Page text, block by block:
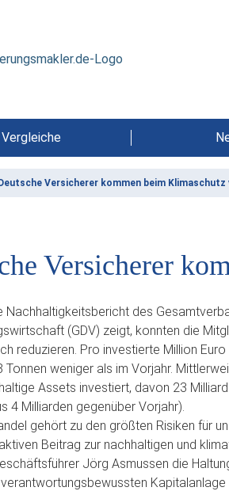
Vergleiche
Deutsche Versicherer kommen beim Klimaschutz
Versicherer
Nachhaltigkeitsbericht des
(GDV) zeigt, konnten die
reduzieren. Pro investierte Million
Tonnen weniger als im Vorjahr.
Assets investiert, davon 23
4 Milliarden gegenüber Vorjahr).
gehört zu den größten Risiken für
Beitrag zur nachhaltigen und
Jörg Asmussen die